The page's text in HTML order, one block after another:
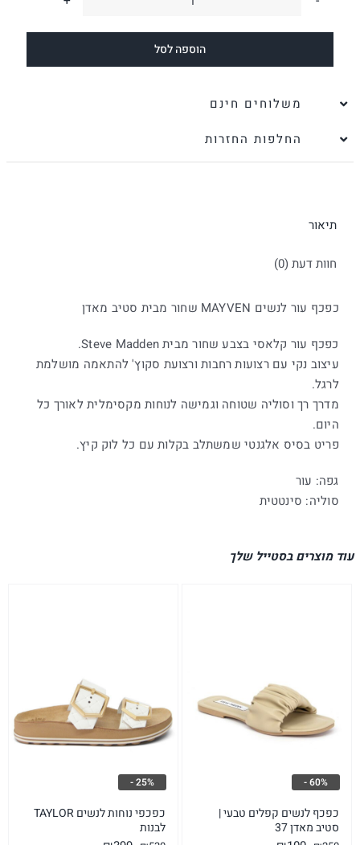
כמות
של
כפכף
|
הוספה לסל
משלוחים חינם
החלפות החזרות
תיאור
חוות דעת (0)
כפכף עור לנשים MAYVEN שחור מבית סטיב מאדן
כפכף עור קלאסי בצבע שחור מבית Steve Madden.
עיצוב נקי עם רצועות רחבות ורצועת סקוץ' להתאמה מושלמת
לרגל.
מדרך רך וסוליה שטוחה וגמישה לנוחות מקסימלית לאורך כל
היום.
פריט בסיס אלגנטי שמשתלב בקלות עם כל לוק קיץ.
גפה: עור
סוליה: סינטטית
עוד מוצרים בסטייל שלך
כפכף לנשים קפלים טבעי |
סטיב מאדן 37
60% -
כפכפי נוחות לנשים TAYLOR
לבנות
25% -